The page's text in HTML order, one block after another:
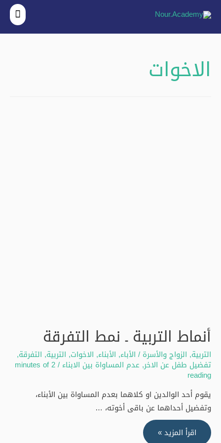
الاخوات
أنماط التربية ـ نمط التفرقة
التربية, الزواج والأسرة / الأباء, الأبناء, الاخوات, التربية, التفرقة,
تفضيل طفل عن الاخر, عدم المساواة بين الابناء /
2 minutes of
reading
يقوم أحد الوالدين او كلاهما بعدم المساواة بين الأبناء،
وتفضيل أحداهما عن باقى أخوته، …
أنماط
اقرأ المزيد »